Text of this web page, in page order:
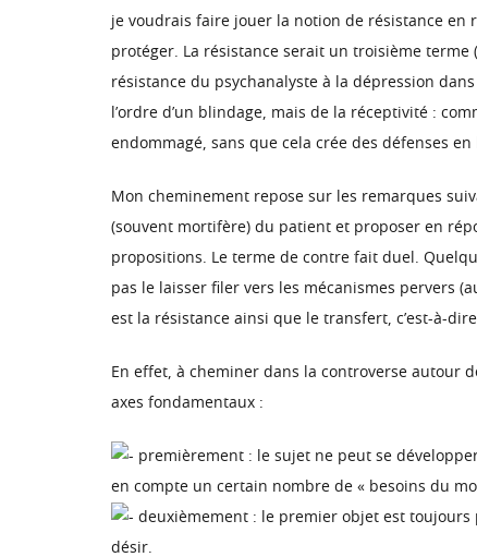
je voudrais faire jouer la notion de résistance en
protéger. La résistance serait un troisième
résistance du psychanalyste à la dépression
l’ordre d’un blindage, mais de la réceptivité :
endommagé, sans que cela crée des défenses
Mon cheminement repose sur les remarques
(souvent mortifère) du patient et proposer en
propositions. Le terme de contre fait duel.
pas le laisser filer vers les mécanismes pervers
est la résistance ainsi que le transfert, c’est-à-
En effet, à cheminer dans la controverse autour
axes fondamentaux :
premièrement : le sujet ne peut se
en compte un certain nombre de « besoins du
deuxièmement : le premier objet est
désir.